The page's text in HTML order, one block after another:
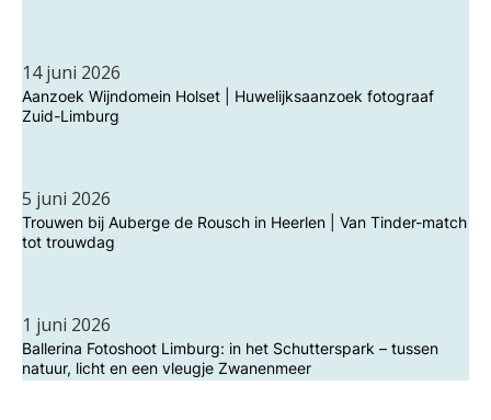
14 juni 2026
Aanzoek Wijndomein Holset | Huwelijksaanzoek fotograaf
Zuid-Limburg
5 juni 2026
Trouwen bij Auberge de Rousch in Heerlen | Van Tinder-match
tot trouwdag
1 juni 2026
Ballerina Fotoshoot Limburg: in het Schutterspark – tussen
natuur, licht en een vleugje Zwanenmeer